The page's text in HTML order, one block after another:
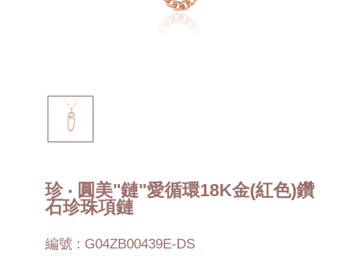
珍 ‧ 圓美"鏈"愛循環18K金(紅色)鑽
石珍珠項鏈
編號 : G04ZB00439E-DS